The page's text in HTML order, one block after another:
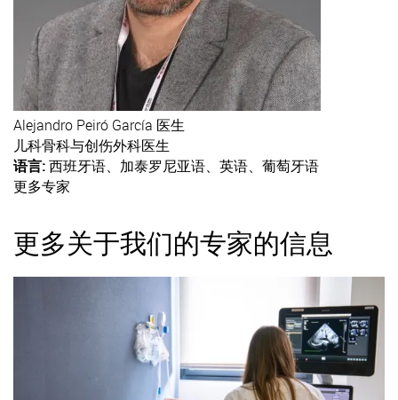
Alejandro Peiró García 医生
儿科骨科与创伤外科医生
语言:西班牙语、加泰罗尼亚语、英语、葡萄牙语
更多专家
更多关于我们的专家的信息